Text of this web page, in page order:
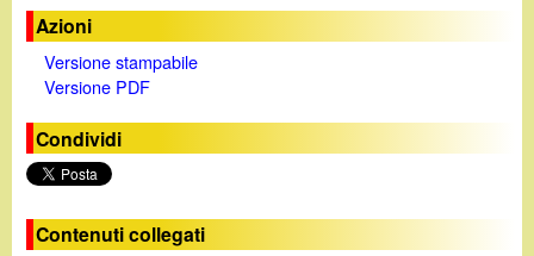
V
d
Azioni
Versione stampabile
Versione PDF
Condividi
Contenuti collegati